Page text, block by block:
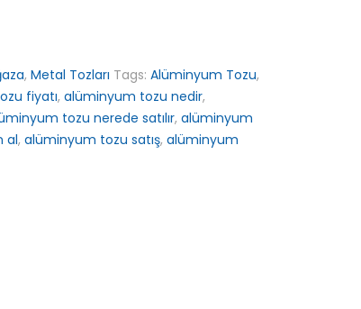
, Metal Tozları Tags: Alüminyum Tozu,
fiyatı, alüminyum tozu nedir,
tozu nerede satılır, alüminyum
al, alüminyum tozu satış, alüminyum